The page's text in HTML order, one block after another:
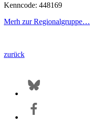
Kenncode: 448169
Merh zur Regionalgruppe…
zurück